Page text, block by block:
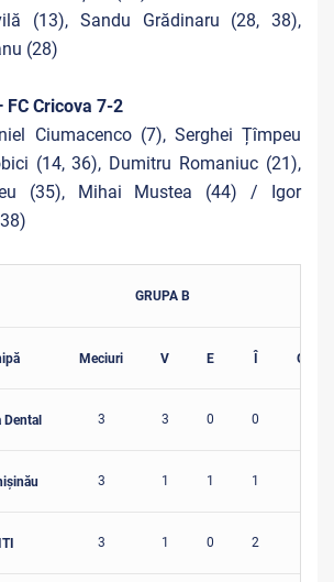
(13), Sandu Grădinaru (28, 38),
(28)
Cricova 7-2
Ciumacenco (7), Serghei Țîmpeu
(14, 36), Dumitru Romaniuc (21),
(35), Mihai Mustea (44) / Igor
GRUPA B
Meciuri V E Î
Dental 3 3 0 0
3 1 1 1
3 1 0 2